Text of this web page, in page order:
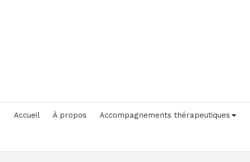
Accueil À propos Accompagnements thérapeutiques